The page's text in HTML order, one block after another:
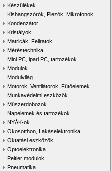
Készülékek
Kishangszórók, Piezók, Mikrofonok
Kondenzátor
Kristályok
Matricák, Feliratok
Méréstechnika
Mini PC, ipari PC, tartozékok
Modulok
Modulvilág
Motorok, Ventilátorok, Fűtőelemek
Munkavédelmi eszközök
Műszerdobozok
Napelemek és tartozékok
NYÁK-ok
Okosotthon, Lakáselektronika
Oktatási eszközök
Optoelektronika
Peltier modulok
Pneumatika